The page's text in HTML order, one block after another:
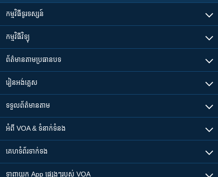
កម្មវិធី​ទូរទស្សន៍
កម្មវិធី​វិទ្យុ
ព័ត៌មាន​តាមប្រធានបទ​
រៀន​​អង់គ្លេស
ទទួល​ព័ត៌មាន​តាម
អំពី​ VOA & ទំនាក់ទំនង
គេហទំព័រ​​ទាក់ទង
ទាញយក​ App ផ្សេងៗ​របស់​ VOA